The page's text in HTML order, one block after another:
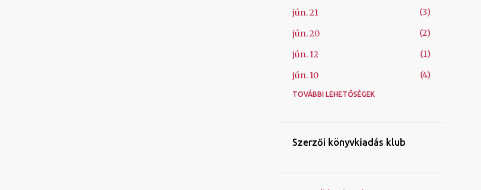
jún. 21
3
jún. 20
2
jún. 12
1
jún. 10
4
jún. 09
máj. 08
TOVÁBBI LEHETŐSÉGEK
Szerzői könyvkiadás klub